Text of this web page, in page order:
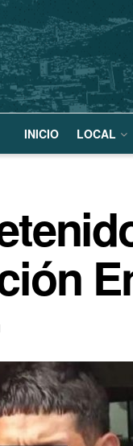
INICIO LOCAL